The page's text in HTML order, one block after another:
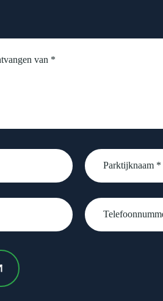
Parktijknaam
*
Telefoonnummer